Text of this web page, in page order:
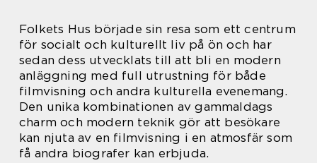
Folkets Hus började sin resa som ett centrum
för socialt och kulturellt liv på ön och har
sedan dess utvecklats till att bli en modern
anläggning med full utrustning för både
filmvisning och andra kulturella evenemang.
Den unika kombinationen av gammaldags
charm och modern teknik gör att besökare
kan njuta av en filmvisning i en atmosfär som
få andra biografer kan erbjuda.